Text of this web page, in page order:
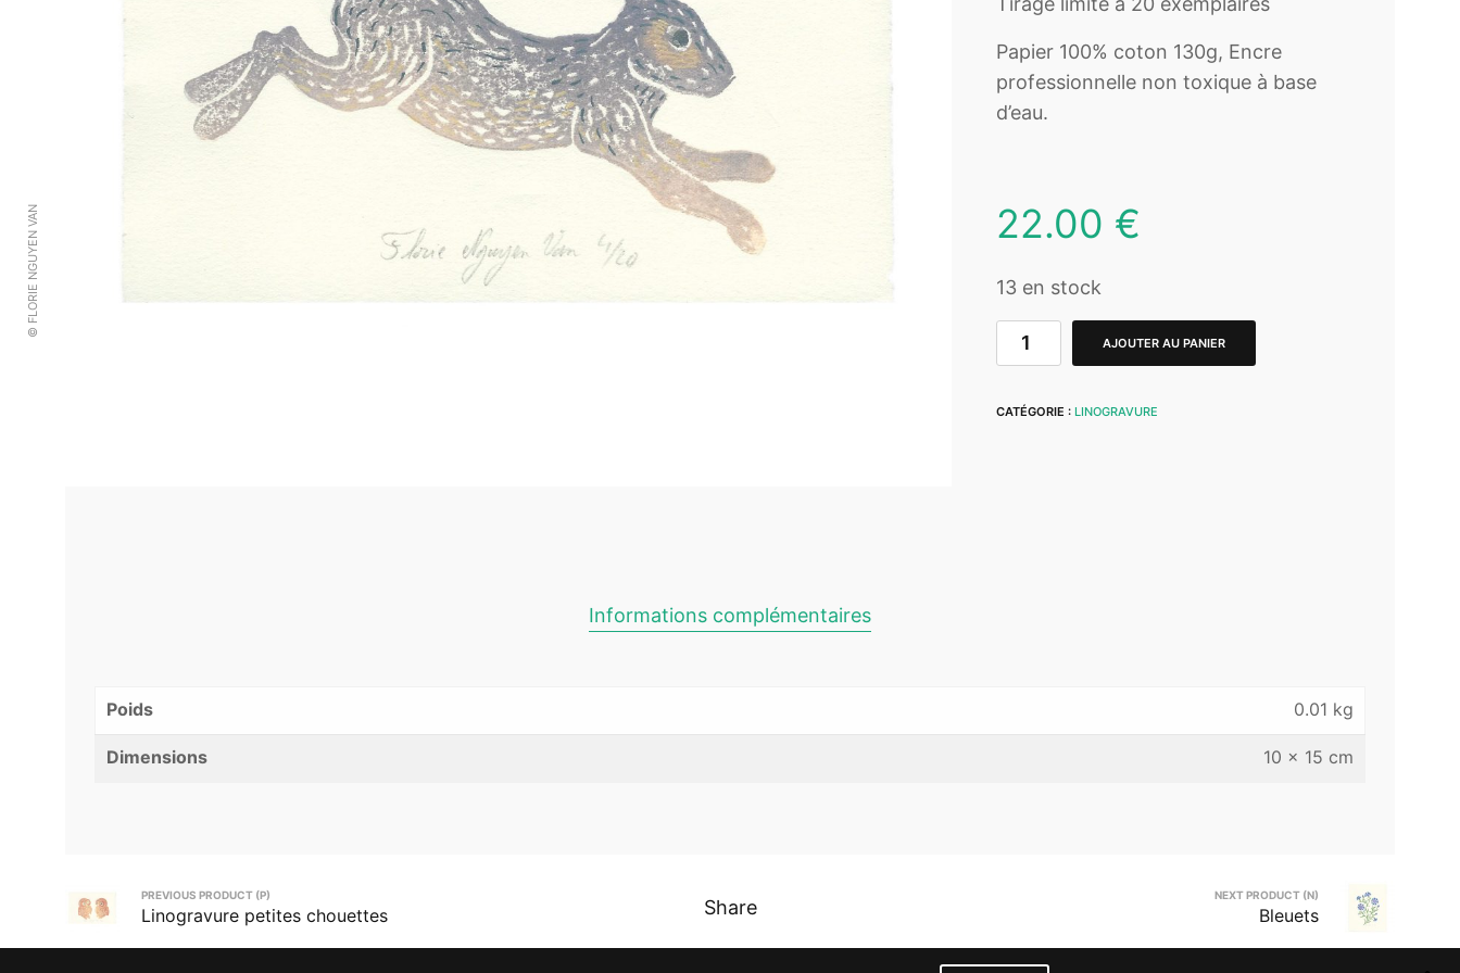
© FLORIE NGUYEN VAN
Papier 100% coton 130g, Encre
professionnelle non toxique à base
d’eau.
22.00 €
13 en stock
AJOUTER AU PANIER
CATÉGORIE : LINOGRAVURE
Informations complémentaires
Poids 0.01 kg
Dimensions 10 × 15 cm
PREVIOUS PRODUCT (P)
Linogravure petites chouettes Share
NEXT PRODUCT (N)
Bleuets